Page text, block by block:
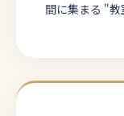
間に集まる "教